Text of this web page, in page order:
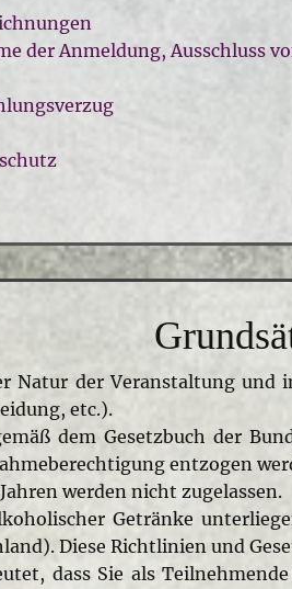
der Anmeldung, Ausschluss
Natur der Veranstaltung und
etc.).
dem Gesetzbuch der
entzogen
werden nicht zugelassen.
Getränke
Diese Richtlinien und
dass Sie als